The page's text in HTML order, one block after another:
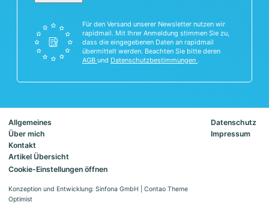
Für den Versand unserer Newsletter nutzen wir
rapidmail. Mit Ihrer Anmeldung stimmen Sie zu,
dass die eingegebenen Daten an rapidmail
übermittelt werden. Beachten Sie bitte deren
AGB und Datenschutzbestimmungen .
Allgemeines
Über mich
Kontakt
Artikel Übersicht
Datenschutz
Impressum
Cookie-Einstellungen öffnen
Konzeption und Entwicklung: Sinfona GmbH
Contao Theme
Optimist